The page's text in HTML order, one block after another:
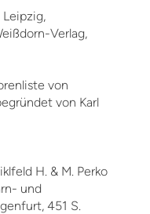
Verlag,
von
von Karl
H. & M. Perko
und
451 S.